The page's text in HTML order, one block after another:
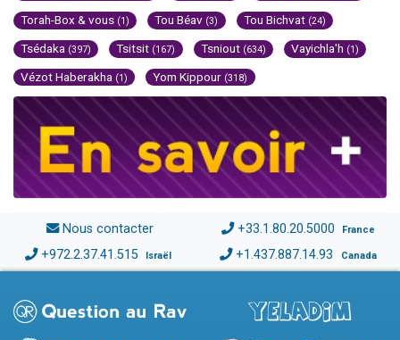
Torah-Box & vous (1) Tou Béav (3) Tou Bichvat (24)
Tsédaka (397) Tsitsit (167) Tsniout (634) Vayichla'h (1)
Vézot Haberakha (1) Yom Kippour (318)
Nous contacter +33.1.80.20.5000 France
+972.2.37.41.515 Israël +1.437.887.14.93 Canada